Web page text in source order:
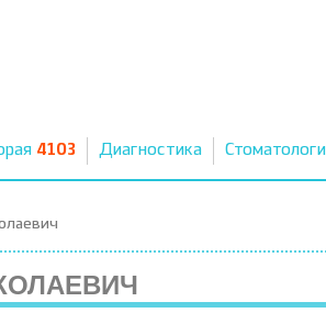
4103 Диагностика